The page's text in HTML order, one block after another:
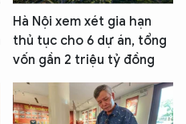
Hà Nội xem xét gia hạn
thủ tục cho 6 dự án, tổng
vốn gần 2 triệu tỷ đồng